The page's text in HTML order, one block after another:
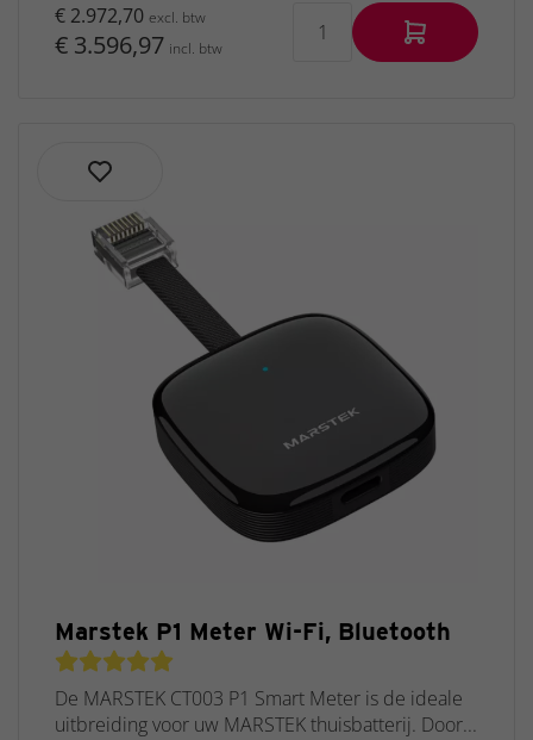
€ 2.972,70 excl. btw
€ 3.596,97 incl. btw
Marstek P1 Meter Wi-Fi, Bluetooth
De MARSTEK CT003 P1 Smart Meter is de ideale
uitbreiding voor uw MARSTEK thuisbatterij. Door...